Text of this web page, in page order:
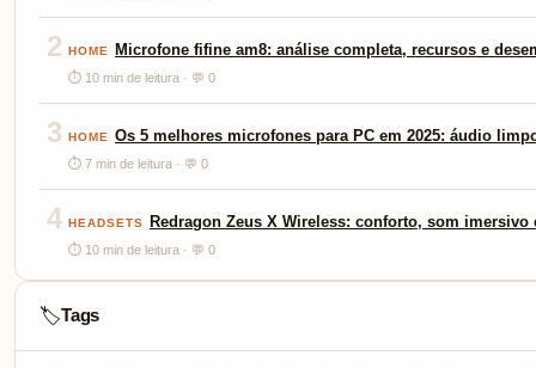
2 HOME Microfone fifine am8: análise completa, recursos e
⏱ 10 min de leitura · 💬 0
3 HOME Os 5 melhores microfones para PC em 2025: áudio
⏱ 7 min de leitura · 💬 0
4 HEADSETS Redragon Zeus X Wireless: conforto, som
⏱ 10 min de leitura · 💬 0
🏷️Tags